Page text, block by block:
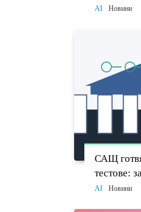
променят
AI Новини
САЩ
тестове:
моделите
AI Новини